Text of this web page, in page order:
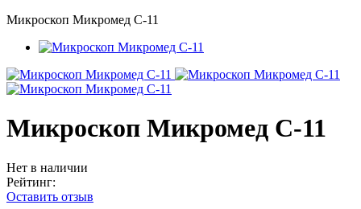
Микроскоп Микромед С-11
Микроскоп Микромед С-11
Нет в наличии
Рейтинг:
Оставить отзыв